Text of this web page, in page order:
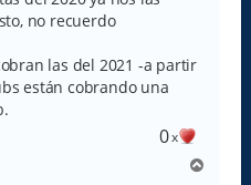
no recuerdo
las del 2021 -a partir
están cobrando una
0x